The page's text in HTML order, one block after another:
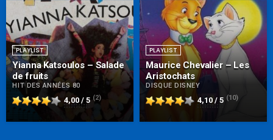
PLAYLIST
Yianna Katsoulos – Salade
de fruits
HIT DES ANNÉES 80
4,00 / 5 (2)
PLAYLIST
Maurice Chevalier – Les
Aristochats
DISQUE DISNEY
4,10 / 5 (10)